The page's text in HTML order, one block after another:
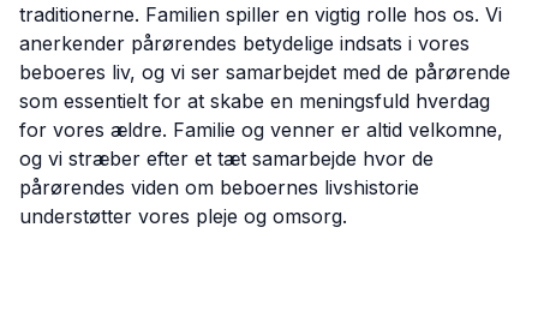
traditionerne. Familien spiller en vigtig rolle hos os. Vi
anerkender pårørendes betydelige indsats i vores
beboeres liv, og vi ser samarbejdet med de pårørende
som essentielt for at skabe en meningsfuld hverdag
for vores ældre. Familie og venner er altid velkomne,
og vi stræber efter et tæt samarbejde hvor de
pårørendes viden om beboernes livshistorie
understøtter vores pleje og omsorg.